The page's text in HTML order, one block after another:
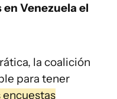
Venezuela el
la coalición
para tener
encuestas